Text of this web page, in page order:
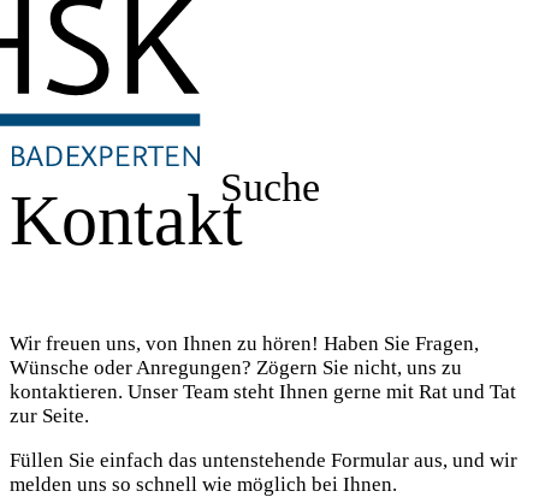
Suche
Kontakt
Wir freuen uns, von Ihnen zu hören! Haben Sie Fragen,
Wünsche oder Anregungen? Zögern Sie nicht, uns zu
kontaktieren. Unser Team steht Ihnen gerne mit Rat und Tat
zur Seite.
Füllen Sie einfach das untenstehende Formular aus, und wir
melden uns so schnell wie möglich bei Ihnen.